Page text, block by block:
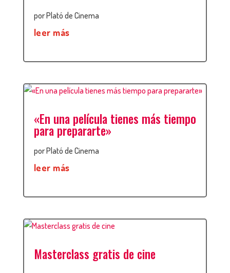
porPlató de Cinema
leer más
«En una película tienes más tiempo
para prepararte»
porPlató de Cinema
leer más
Masterclass gratis de cine